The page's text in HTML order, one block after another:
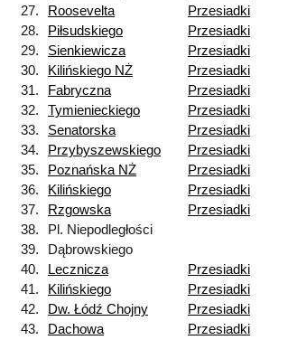
27. Roosevelta
Przesiadki
28. Piłsudskiego
Przesiadki
29. Sienkiewicza
Przesiadki
30. Kilińskiego NŻ
Przesiadki
31. Fabryczna
Przesiadki
32. Tymienieckiego
Przesiadki
33. Senatorska
Przesiadki
34. Przybyszewskiego
Przesiadki
35. Poznańska NŻ
Przesiadki
36. Kilińskiego
Przesiadki
37. Rzgowska
Przesiadki
38.
Pl. Niepodległości
39.
Dąbrowskiego
40. Lecznicza
Przesiadki
41. Kilińskiego
Przesiadki
42. Dw. Łódź Chojny
Przesiadki
43. Dachowa
Przesiadki